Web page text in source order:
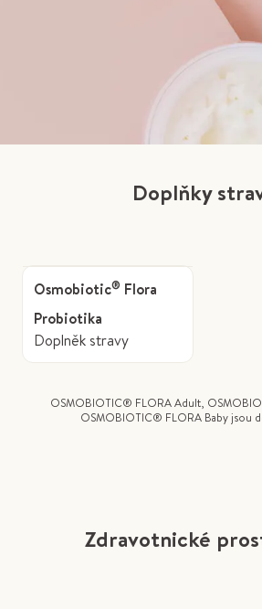
Doplňky
Osmobiotic® Flora
Probiotika
Doplněk stravy
OSMOBIOTIC® FLORA Adult,
OSMOBIOTIC® FLORA Baby jsou
Zdravotnické